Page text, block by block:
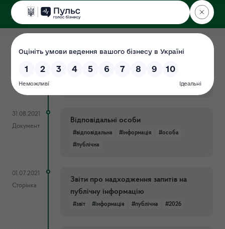
ДЕРЖЕКОІНСПЕКЦІЯ
у Хмельницькій області
31.08.2021
Документ
#витрат #відшкодування
#запиту
31.08.2021
Документ
Відповідальні особи
#відповідальна #інформація
#особа
#публічна
01.07.2021
Сторінка
Звіти про надходження запитів на
публічну інформацію
#звіт #інформація #публічна #2026